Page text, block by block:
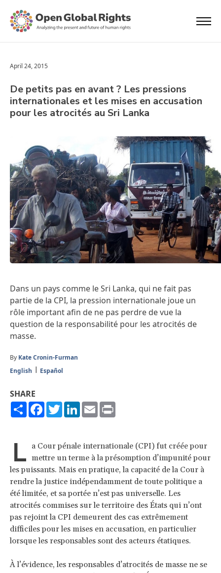
April 24, 2015
De petits pas en avant ? Les pressions
internationales et les mises en accusation
pour les atrocités au Sri Lanka
Dans un pays comme le Sri Lanka, qui ne fait pas
partie de la CPI, la pression internationale joue un
rôle important afin de ne pas perdre de vue la
question de la responsabilité pour les atrocités de
masse.
By Kate Cronin-Furman
English
Español
SHARE
ShareFacebook
TwitterLinkedIn
Email
L a Cour pénale internationale (CPI) fut créée pour
mettre un terme à la présomption d’impunité pour
les puissants. Mais en pratique, la capacité de la Cour à
rendre la justice indépendamment de toute politique a
été limitée, et sa portée n’est pas universelle. Les
atrocités commises sur le territoire des États qui n’ont
pas rejoint la CPI demeurent des cas extrêmement
difficiles pour les mises en accusation, en particulier
lorsque les responsables sont des acteurs étatiques.
À l’évidence, les responsables d’atrocités de masse ne se